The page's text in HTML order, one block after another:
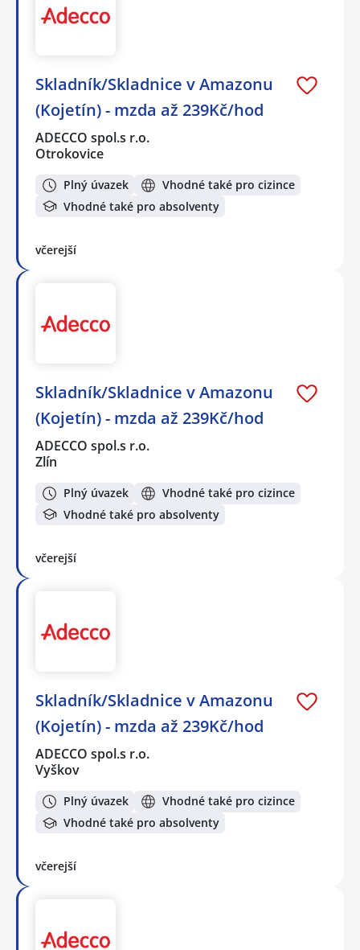
Skladník/Skladnice v Amazonu
(Kojetín) - mzda až 239Kč/hod
ADECCO spol.s r.o.
Otrokovice
Plný úvazek
Vhodné také pro cizince
Vhodné také pro absolventy
včerejší
Skladník/Skladnice v Amazonu
(Kojetín) - mzda až 239Kč/hod
ADECCO spol.s r.o.
Zlín
Plný úvazek
Vhodné také pro cizince
Vhodné také pro absolventy
včerejší
Skladník/Skladnice v Amazonu
(Kojetín) - mzda až 239Kč/hod
ADECCO spol.s r.o.
Vyškov
Plný úvazek
Vhodné také pro cizince
Vhodné také pro absolventy
včerejší